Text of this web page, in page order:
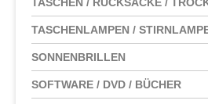
TASCHENLAMPEN /
SONNENBRILLEN
SOFTWARE / DVD / BÜCHER